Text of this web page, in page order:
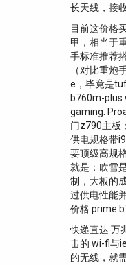
长天线，接
目前这价格
甲，相当于
手标准推荐
（对比重
e，毕竟是
b760m-plus
gaming.
门z790主板
供电规格带
要顶级高规
就是：吹雪
制，大板的
过供电性能
价格 prime
快递直达 万
击的 wi-fi与
的无线，就